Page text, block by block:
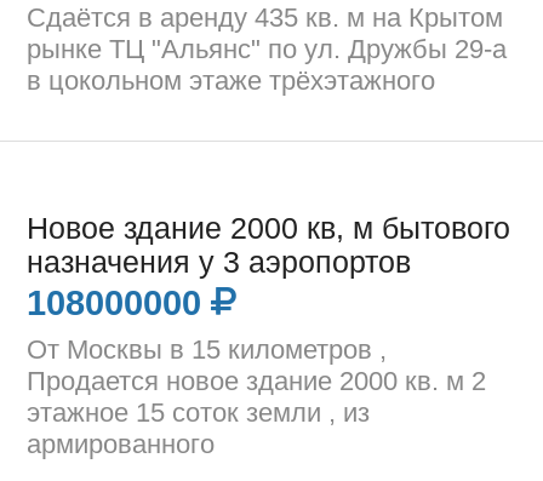
Сдаётся в аренду 435 кв. м на Крытом
рынке ТЦ "Альянс" по ул. Дружбы 29-а
в цокольном этаже трёхэтажного
Новое здание 2000 кв, м бытового
назначения у 3 аэропортов
108000000
От Москвы в 15 километров ,
Продается новое здание 2000 кв. м 2
этажное 15 соток земли , из
армированного